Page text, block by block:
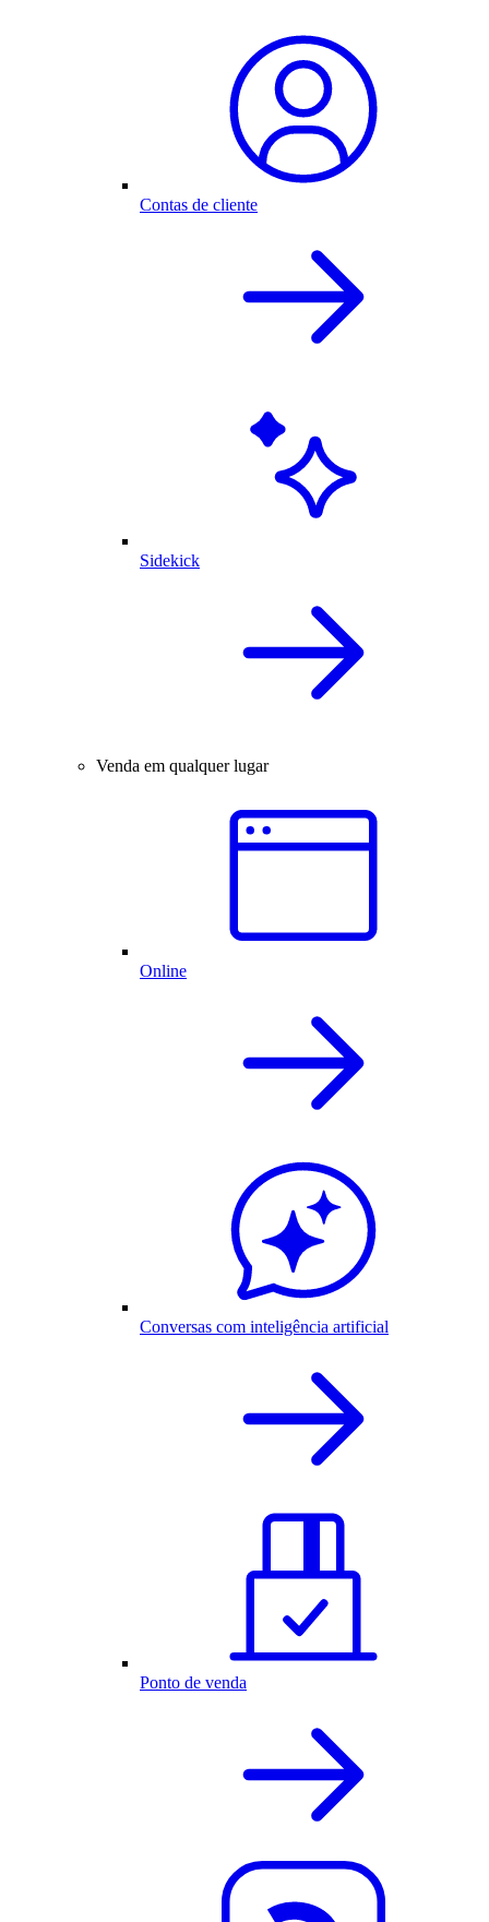
Contas de cliente
Sidekick
Venda em qualquer lugar
Online
Conversas com inteligência artificial
Ponto de venda